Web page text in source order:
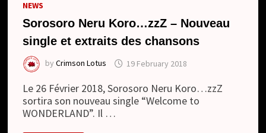
NEWS
Sorosoro Neru Koro…zzZ – Nouveau
single et extraits des chansons
byCrimson Lotus 19 February 2018
Le 26 Février 2018, Sorosoro Neru Koro…zzZ
sortira son nouveau single “Welcome to
WONDERLAND”. Il …